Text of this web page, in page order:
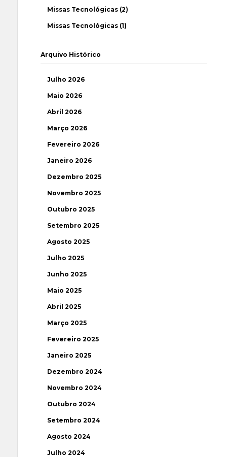
Missas Tecnológicas (2)
Missas Tecnológicas (1)
Arquivo Histórico
Julho 2026
Maio 2026
Abril 2026
Março 2026
Fevereiro 2026
Janeiro 2026
Dezembro 2025
Novembro 2025
Outubro 2025
Setembro 2025
Agosto 2025
Julho 2025
Junho 2025
Maio 2025
Abril 2025
Março 2025
Fevereiro 2025
Janeiro 2025
Dezembro 2024
Novembro 2024
Outubro 2024
Setembro 2024
Agosto 2024
Julho 2024